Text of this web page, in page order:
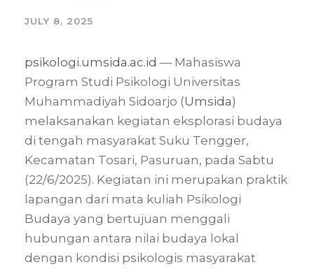
JULY 8, 2025
psikologi.umsida.ac.id — Mahasiswa
Program Studi Psikologi Universitas
Muhammadiyah Sidoarjo (Umsida)
melaksanakan kegiatan eksplorasi budaya
di tengah masyarakat Suku Tengger,
Kecamatan Tosari, Pasuruan, pada Sabtu
(22/6/2025). Kegiatan ini merupakan praktik
lapangan dari mata kuliah Psikologi
Budaya yang bertujuan menggali
hubungan antara nilai budaya lokal
dengan kondisi psikologis masyarakat